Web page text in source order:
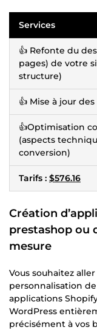
Services
👍 Refonte du
pages) de votre
structure)
👍 Mise à jour
👍Optimisation
(aspects
conversion)
Tarifs : $576.16
Création
prestashop ou
mesure
Vous souhaitez
personnalisation
applications
WordPress
précisément à vos